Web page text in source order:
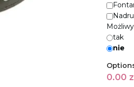
tak
nie
0.00